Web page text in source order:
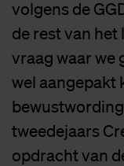
volgens de
de rest van het
vraag waar we
wel aangepakt
tweedejaars
opdracht van